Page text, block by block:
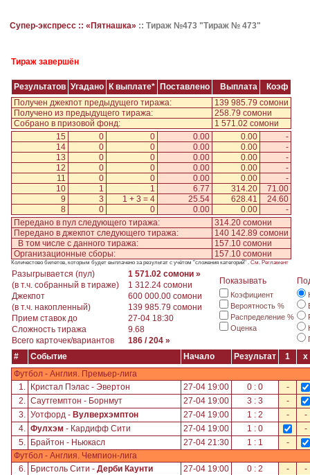
Супер-экспресс :: «Пятнашка» :: Тираж №473 "Тираж № 473"
Тираж завершён
Результатов Угадано К выплате* Поставлено Выплата
Коэф
Получен джекпот предыдущего тиража:
139 985.79 сомони
Получено из предыдущего тиража:
258.79 сомони
Собрано в призовой фонд:
1 571.02 сомони
15
0 0 0.00 0.00
-
14
0 0 0.00 0.00
-
13
0 0 0.00 0.00
-
12
0 0 0.00 0.00
-
11
0 0 0.00 0.00
-
10
1 1 6.77 314.20
71.00
9
3 1 + 3 = 4 25.54 628.41
24.60
8
0 0 0.00 0.00
-
Передано в пул следующего тиража:
314.20 сомони
Передано в джекпот следующего тиража:
140 142.89 сомони
В том числе с данного тиража:
157.10 сомони
Организационные сборы:
157.10 сомони
Количестово билетов, которым будет выплачено за результат с учётом "сложения категорий" . См. Регламент
Разыгрывается (пул)
1 571.02 сомони »
(в т.ч. собранный в тираже)
1 312.24 сомони
Джекпот
600 000.00 сомони
(в т.ч. накопленный)
139 985.79 сомони
Прием ставок до
27-04 18:30
Сложность тиража
9.68
Всего карточек/вариантов
186 / 204 »
Показывать
Коэфициент
Вероятность %
Распределение %
Оценка
# Событие Начало Результат 1
x
Футбол - Англия. Премьер-лига
1.
Кристал Пэлас - Эвертон 27-04 19:00 0 : 0
-
2. Саутгемптон - Борнмут 27-04 19:00 3 : 3
-
3. Уотфорд - Вулверхэмптон 27-04 19:00 1 : 2 -
-
4. Фулхэм - Кардифф Сити 27-04 19:00 1 : 0
-
5.
Брайтон - Ньюкасл 27-04 21:30 1 : 1
-
Футбол - Англия. Чемпион-лига
6.
Бристоль Сити - Дерби Каунти 27-04 19:00 0 : 2 -
-